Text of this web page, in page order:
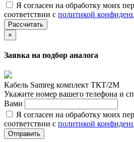
Я согласен на обработку моих
соответствии с политикой
Рассчитать
×
Заявка на подбор аналога
Кабель Samreg комплект ТКТ/2М
Укажите номер вашего телефона и
Вами
Я согласен на обработку моих
соответствии с политикой
Отправить